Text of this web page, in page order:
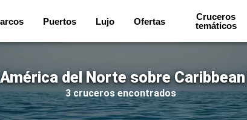
Puertos Lujo Ofertas
Cruceros
temáticos
del Norte sobre
3 cruceros encontrados